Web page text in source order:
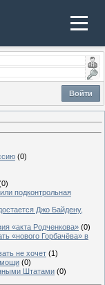
Войти
(0)
подконтрольная
Джо Байдену,
«акта Родченкова» (0)
«нового Горбачёва» в
не хочет (1)
(0)
Штатами (0)